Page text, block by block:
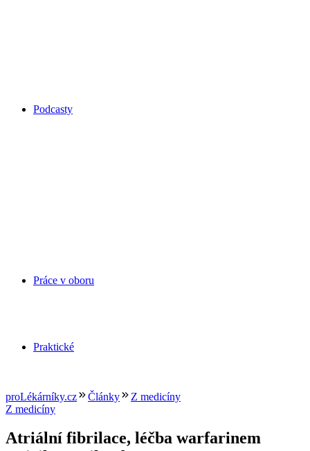
Podcasty
Práce v oboru
Praktické
proLékárníky.cz Články
Z medicíny
Z medicíny
Atriální fibrilace, léčba warfarinem